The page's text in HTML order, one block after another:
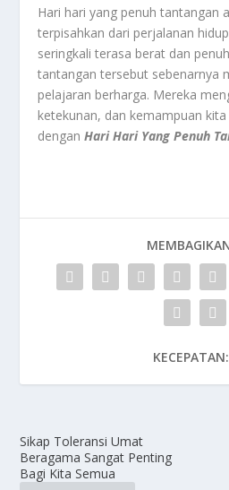
Hari hari yang penuh tantangan
terpisahkan dari perjalanan
seringkali terasa berat dan
tantangan tersebut sebenarnya
pelajaran berharga. Mereka
ketekunan, dan kemampuan
denganHari Hari Yang Penuh
KECEPATAN:
Sikap Toleransi Umat
Beragama Sangat Penting
Bagi Kita Semua